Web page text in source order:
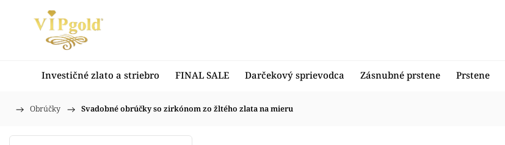
Investičné zlato a striebro FINAL SALE Darčekový sprievodca Zásnubné prstene Prstene
Domov
/ Obrúčky / Svadobné obrúčky so zirkónom zo žltého zlata na mieru